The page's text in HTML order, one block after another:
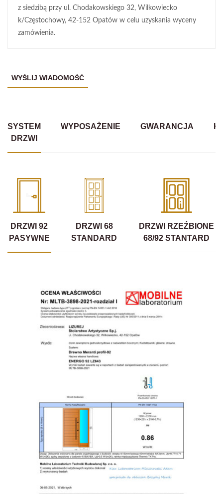
z siedzibą przy ul. Chodakowskiego 32, Wilkowiecko
k/Częstochowy, 42-152 Opatów w celu uzyskania wyceny
zamówienia.
SYSTEM
DRZWI
WYPOSAŻENIE GWARANCJA
DRZWI 92
PASYWNE
DRZWI 68
STANDARD
DRZWI RZEŹBIONE
68/92 STANTARD